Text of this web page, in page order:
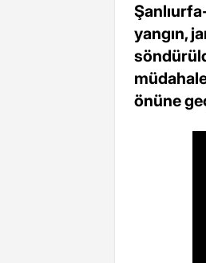
yangın,
önüne